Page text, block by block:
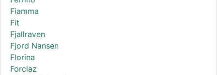
Fiamma
Fit
Fjallraven
Fjord Nansen
Florina
Forclaz